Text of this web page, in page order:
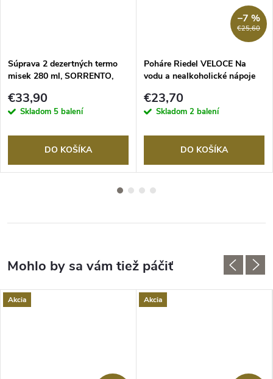
Súprava 2 dezertných termo
misek 280 ml, SORRENTO,
€33,90
Skladom 5 balení
DO KOŠÍKA
€25,60
–7 %
Poháre Riedel VELOCE Na
vodu a nealkoholické nápoje
pohárov
€23,70
Skladom 2 balení
DO KOŠÍKA
Akcia Akcia